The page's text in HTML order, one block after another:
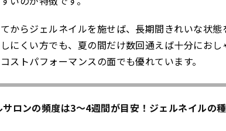
からジェルネイルを施せば、長期間きれいな状
にくい方でも、夏の間だけ数回通えば十分にお
ストパフォーマンスの面でも優れています。
サロンの頻度は3〜4週間が目安！ジェルネイルの